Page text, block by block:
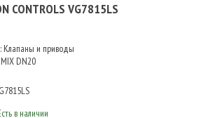
CONTROLS VG7815LS
Клапаны и приводы
MIX DN20
в наличии